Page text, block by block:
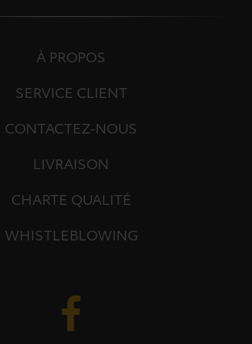
À PROPOS
SERVICE CLIENT
CONTACTEZ-NOUS
LIVRAISON
CHARTE QUALITÉ
WHISTLEBLOWING